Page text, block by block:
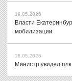
19.05.2026
Власти
мобилизации
18.05.2026
Министр увидел